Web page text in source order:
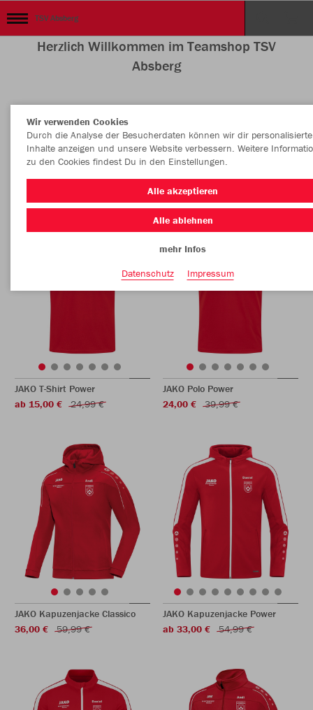
TSV Absberg
Herzlich Willkommen im Teamshop TSV
Absberg
Nachhaltig Farbe
JAKO T-Shirt Power
ab 15,00 €
24,99 €
JAKO Polo Power
24,00 €
39,99 €
JAKO Kapuzenjacke Classico
36,00 €
59,99 €
JAKO Kapuzenjacke Power
ab 33,00 €
54,99 €
Wir verwenden Cookies
Durch die Analyse der Besucherdaten können wir dir personalisierte
Inhalte anzeigen und unsere Website verbessern. Weitere
zu den Cookies findest Du in den Einstellungen.
Alle akzeptieren
Alle ablehnen
mehr Infos
Datenschutz
Impressum